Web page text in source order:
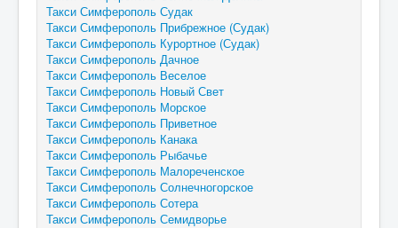
Такси Симферополь Судак
Такси Симферополь Прибрежное (Судак)
Такси Симферополь Курортное (Судак)
Такси Симферополь Дачное
Такси Симферополь Веселое
Такси Симферополь Новый Свет
Такси Симферополь Морское
Такси Симферополь Приветное
Такси Симферополь Канака
Такси Симферополь Рыбачье
Такси Симферополь Малореченское
Такси Симферополь Солнечногорское
Такси Симферополь Сотера
Такси Симферополь Семидворье